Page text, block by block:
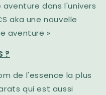
dans l'univers
aka une nouvelle
aventure »
?
de l'essence la plus
qui est aussi